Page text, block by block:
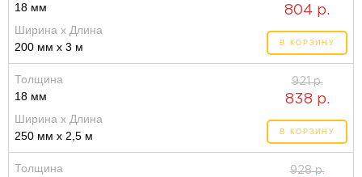
18 мм
Ширина x Длина
200 мм x 3 м
804 р.
В КОРЗИНУ
Толщина
18 мм
Ширина x Длина
250 мм x 2,5 м
921 р.
838 р.
В КОРЗИНУ
Толщина
928 р.